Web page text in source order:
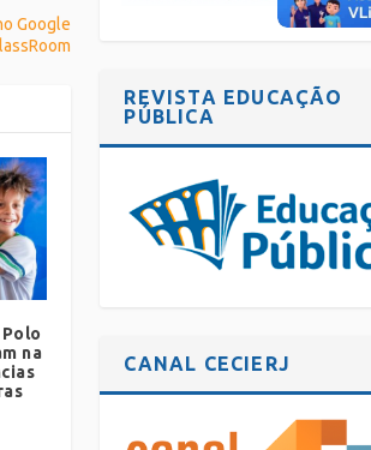
Google
na
REVISTA EDUCAÇÃO
PÚBLICA
CANAL CECIERJ